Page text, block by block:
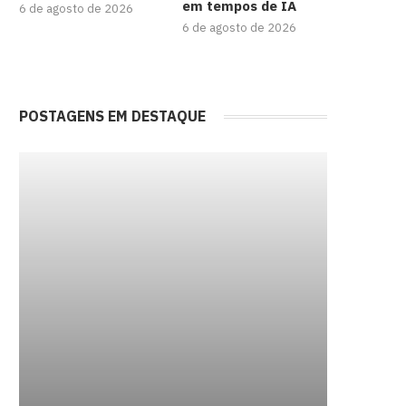
6 de agosto de 2026
em tempos de IA
6 de agosto de 2026
POSTAGENS EM DESTAQUE